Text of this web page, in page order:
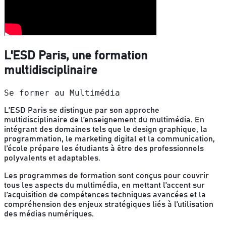
L'ESD Paris, une formation
multidisciplinaire
Se former au Multimédia
L’ESD Paris se distingue par son approche
multidisciplinaire de l’enseignement du multimédia. En
intégrant des domaines tels que le design graphique, la
programmation, le marketing digital et la communication,
l’école prépare les étudiants à être des professionnels
polyvalents et adaptables.
Les programmes de formation sont conçus pour couvrir
tous les aspects du multimédia, en mettant l’accent sur
l’acquisition de compétences techniques avancées et la
compréhension des enjeux stratégiques liés à l’utilisation
des médias numériques.